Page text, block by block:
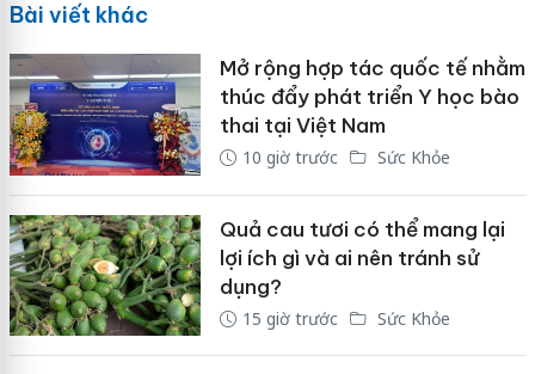
Bài viết khác
Mở rộng hợp tác quốc tế nhằm
thúc đẩy phát triển Y học bào
thai tại Việt Nam
10 giờ trước Sức Khỏe
Quả cau tươi có thể mang lại
lợi ích gì và ai nên tránh sử
dụng?
15 giờ trước Sức Khỏe